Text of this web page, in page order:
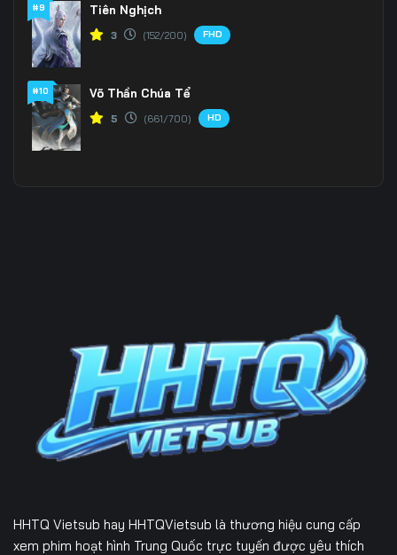
#9 Tiên Nghịch
3 (152/200) FHD
#10 Võ Thần Chúa Tể
5 (661/700) HD
HHTQ Vietsub hay HHTQVietsub là thương hiệu cung cấp
xem phim hoạt hình Trung Quốc trực tuyến được yêu thích